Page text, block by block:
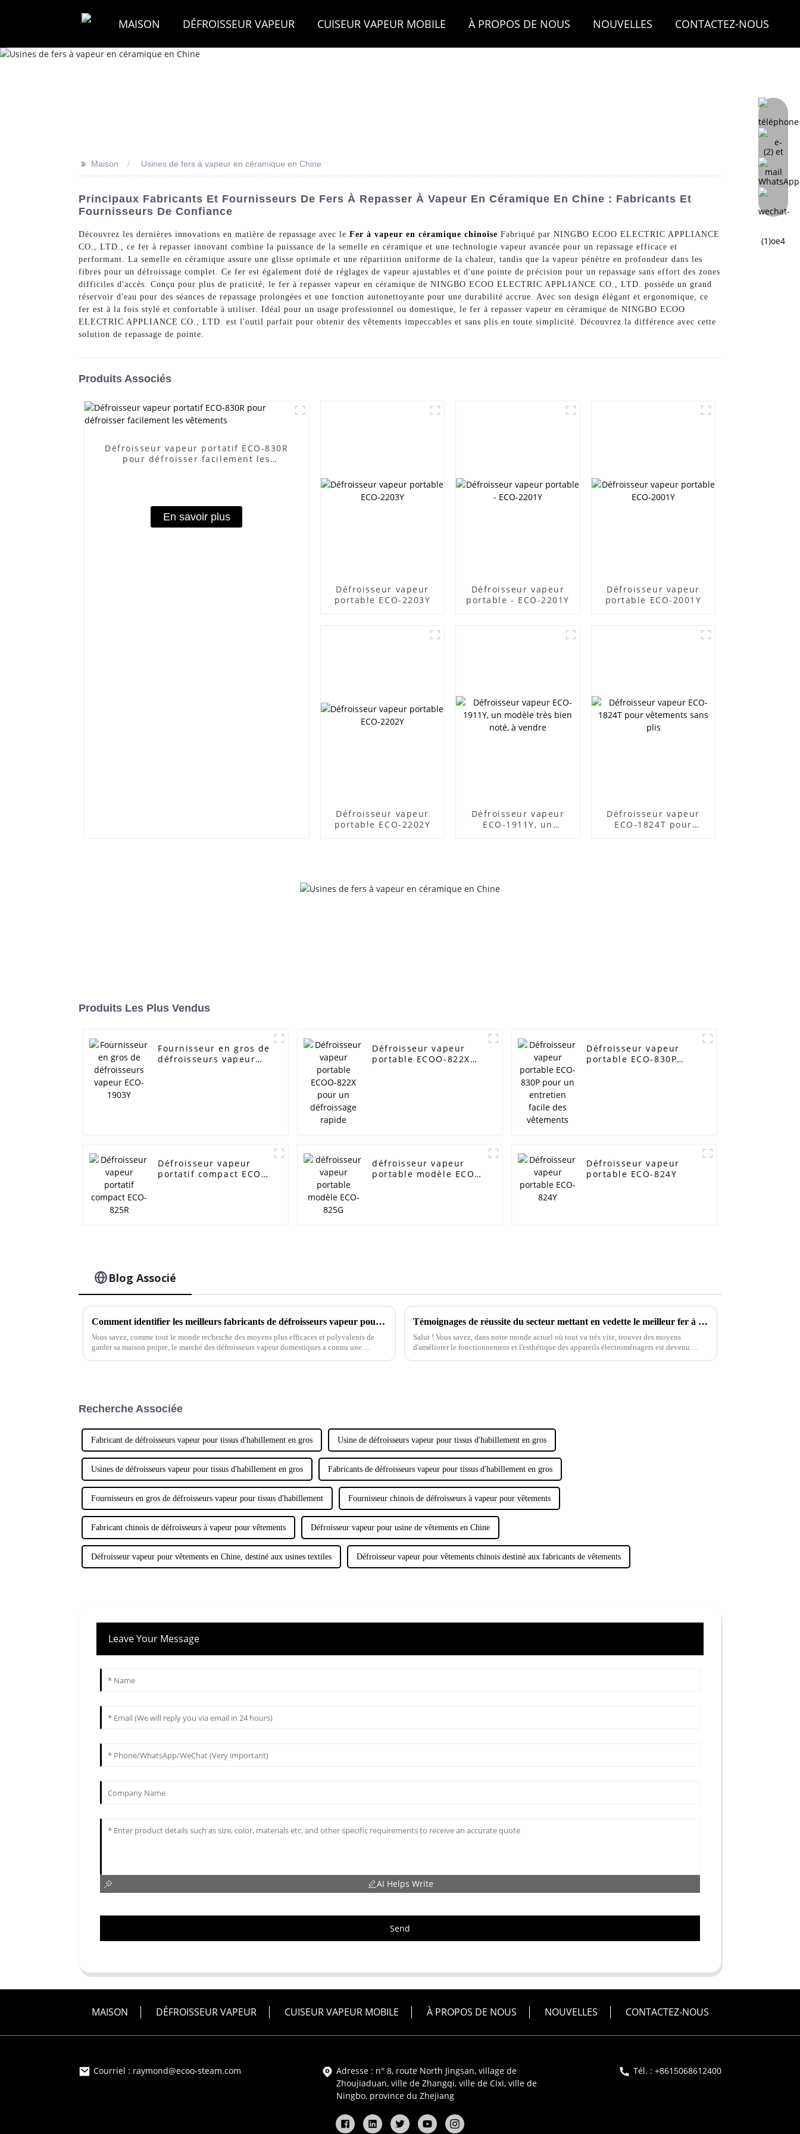
MAISON DÉFROISSEUR VAPEUR CUISEUR VAPEUR MOBILE À PROPOS DE NOUS NOUVELLES CONTACTEZ-NOUS
>> Maison Usines de fers à vapeur en céramique en Chine
Principaux Fabricants Et Fournisseurs De Fers À Repasser À Vapeur En Céramique En Chine : Fabricants Et
Fournisseurs De Confiance
Découvrez les dernières innovations en matière de repassage avec le Fer à vapeur en céramique chinoise Fabriqué par NINGBO ECOO ELECTRIC APPLIANCE
CO., LTD., ce fer à repasser innovant combine la puissance de la semelle en céramique et une technologie vapeur avancée pour un repassage efficace et
performant. La semelle en céramique assure une glisse optimale et une répartition uniforme de la chaleur, tandis que la vapeur pénètre en profondeur dans les
fibres pour un défroissage complet. Ce fer est également doté de réglages de vapeur ajustables et d'une pointe de précision pour un repassage sans effort des zones
difficiles d'accès. Conçu pour plus de praticité, le fer à repasser vapeur en céramique de NINGBO ECOO ELECTRIC APPLIANCE CO., LTD. possède un grand
réservoir d'eau pour des séances de repassage prolongées et une fonction autonettoyante pour une durabilité accrue. Avec son design élégant et ergonomique, ce
fer est à la fois stylé et confortable à utiliser. Idéal pour un usage professionnel ou domestique, le fer à repasser vapeur en céramique de NINGBO ECOO
ELECTRIC APPLIANCE CO., LTD. est l'outil parfait pour obtenir des vêtements impeccables et sans plis en toute simplicité. Découvrez la différence avec cette
solution de repassage de pointe.
Produits Associés
Défroisseur vapeur portatif ECO-830R
pour défroisser facilement les
En savoir plus
Défroisseur vapeur
portable ECO-2203Y
Défroisseur vapeur
portable - ECO-2201Y
Défroisseur vapeur
portable ECO-2001Y
Défroisseur vapeur
portable ECO-2202Y
Défroisseur vapeur
ECO-1911Y, un
Défroisseur vapeur
ECO-1824T pour
Produits Les Plus Vendus
Fournisseur en gros de
défroisseurs vapeur
Défroisseur vapeur
portable ECOO-822X
Défroisseur vapeur
portable ECO-830P
Défroisseur vapeur
portatif compact ECO-
défroisseur vapeur
portable modèle ECO-
Défroisseur vapeur
portable ECO-824Y
Blog Associé
Comment identifier les meilleurs fabricants de défroisseurs vapeur pour le linge domestique adaptés à vos besoins
Vous savez, comme tout le monde recherche des moyens plus efficaces et polyvalents de
garder sa maison propre, le marché des défroisseurs vapeur domestiques a connu une
Témoignages de réussite du secteur mettant en vedette le meilleur fer à vapeur pure en action
Salut ! Vous savez, dans notre monde actuel où tout va très vite, trouver des moyens
d'améliorer le fonctionnement et l'esthétique des appareils électroménagers est devenu
Recherche Associée
Fabricant de défroisseurs vapeur pour tissus d'habillement en gros Usine de défroisseurs vapeur pour tissus d'habillement en gros
Usines de défroisseurs vapeur pour tissus d'habillement en gros Fabricants de défroisseurs vapeur pour tissus d'habillement en gros
Fournisseurs en gros de défroisseurs vapeur pour tissus d'habillement Fournisseur chinois de défroisseurs à vapeur pour vêtements
Fabricant chinois de défroisseurs à vapeur pour vêtements Défroisseur vapeur pour usine de vêtements en Chine
Défroisseur vapeur pour vêtements en Chine, destiné aux usines textiles Défroisseur vapeur pour vêtements chinois destiné aux fabricants de vêtements
Leave Your Message
AI Helps Write
Send
MAISON DÉFROISSEUR VAPEUR CUISEUR VAPEUR MOBILE À PROPOS DE NOUS NOUVELLES CONTACTEZ-NOUS
Courriel : raymond@ecoo-steam.com
Adresse : n° 8, route North Jingsan, village de
Zhoujiaduan, ville de Zhangqi, ville de Cixi, ville de
Ningbo, province du Zhejiang
Tél. : +8615068612400